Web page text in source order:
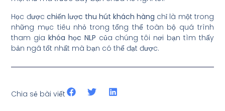
Học được chiến lược thu hút khách hàng chỉ là một trong
những mục tiêu nhỏ trong tổng thể toàn bộ quá trình
tham giakhóa học NLP của chúng tôi nơi bạn tìm thấy
bản ngã tốt nhất mà bạn có thể đạt được.
Chia sẻ bài viết